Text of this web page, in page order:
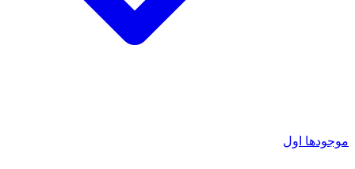
موجودها اول